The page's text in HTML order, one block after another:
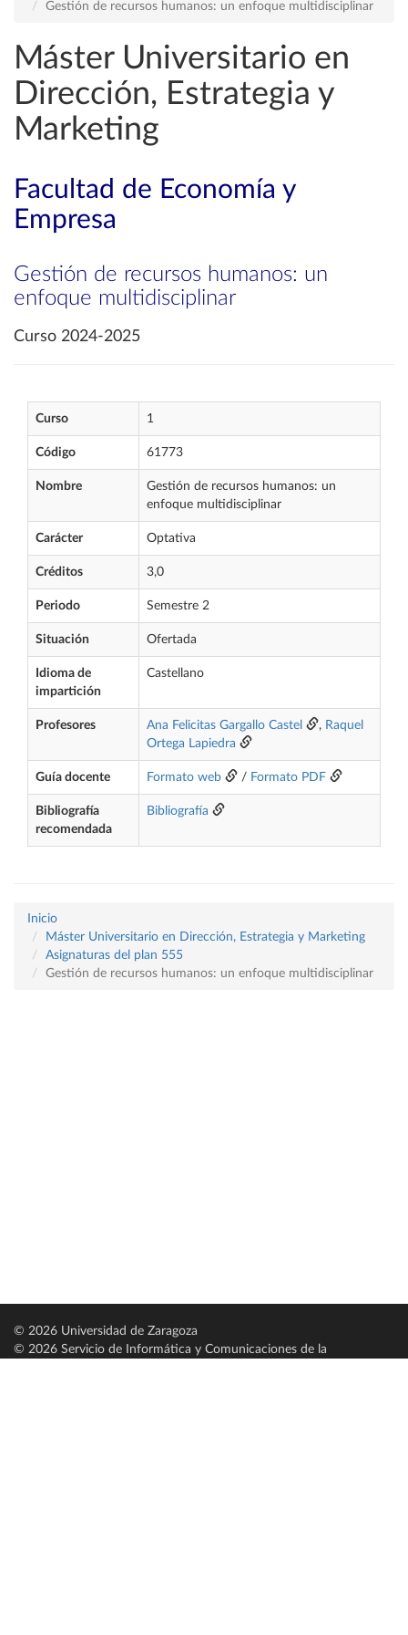
Gestión de recursos humanos: un enfoque multidisciplinar
Máster Universitario en
Dirección, Estrategia y
Marketing
Facultad de Economía y
Empresa
Gestión de recursos humanos: un
enfoque multidisciplinar
Curso 2024-2025
Curso 1
Código 61773
Nombre
Gestión de recursos humanos: un
enfoque multidisciplinar
Carácter Optativa
Créditos 3,0
Periodo Semestre 2
Situación Ofertada
Idioma de
impartición
Castellano
Profesores Ana Felicitas Gargallo Castel , Raquel
Ortega Lapiedra
Guía docente Formato web / Formato PDF
Bibliografía
recomendada
Bibliografía
Inicio
Máster Universitario en Dirección, Estrategia y Marketing
Asignaturas del plan 555
Gestión de recursos humanos: un enfoque multidisciplinar
© 2026 Universidad de Zaragoza
© 2026 Servicio de Informática y Comunicaciones de la